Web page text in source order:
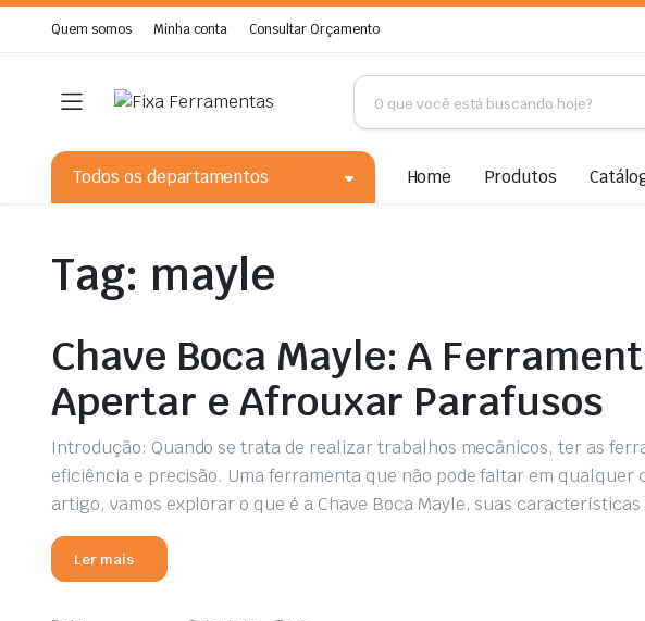
Quem somos Minha conta Consultar Orçamento
Todos os departamentos Home Produtos
Tag: mayle
Chave Boca Mayle: A
Apertar e Afrouxar Parafusos
Introdução: Quando se trata de realizar trabalhos mecânicos, ter as
eficiência e precisão. Uma ferramenta que não pode faltar em qualquer
artigo, vamos explorar o que é a Chave Boca Mayle, suas
Ler mais